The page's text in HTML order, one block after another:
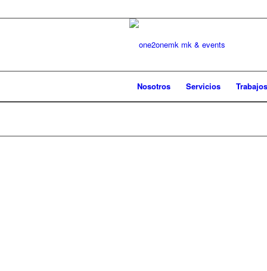
Nosotros Servicios Trabajos